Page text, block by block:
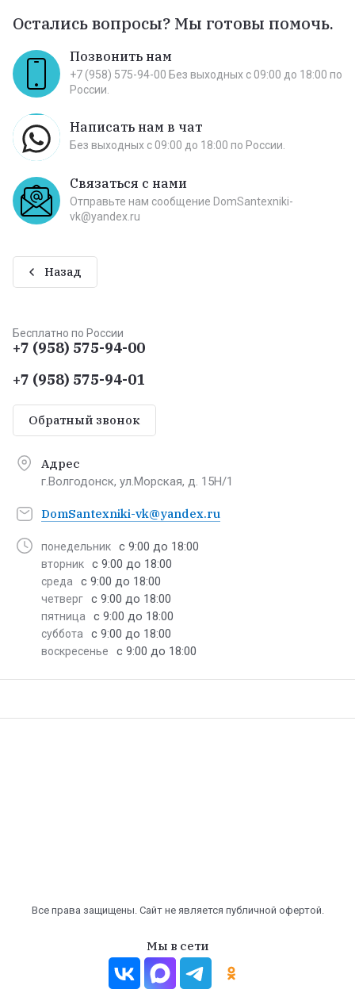
Остались вопросы? Мы готовы помочь.
Позвонить нам
+7 (958) 575-94-00 Без выходных c 09:00 до 18:00 по
России.
Написать нам в чат
Без выходных c 09:00 до 18:00 по России.
Связаться с нами
Отправьте нам сообщение DomSantexniki-
vk@yandex.ru
Назад
Бесплатно по России
+7 (958) 575-94-00
+7 (958) 575-94-01
Обратный звонок
Адрес
г.Волгодонск, ул.Морская, д. 15Н/1
DomSantexniki-vk@yandex.ru
понедельник с 9:00 до 18:00
вторник с 9:00 до 18:00
среда с 9:00 до 18:00
четверг с 9:00 до 18:00
пятница с 9:00 до 18:00
суббота с 9:00 до 18:00
воскресенье с 9:00 до 18:00
Все права защищены. Сайт не является публичной офертой.
Мы в сети